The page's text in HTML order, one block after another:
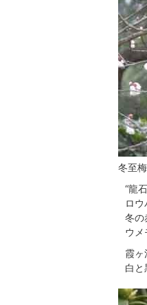
冬至梅
“龍
ロウ
冬の
ウメ
霞ヶ
白と